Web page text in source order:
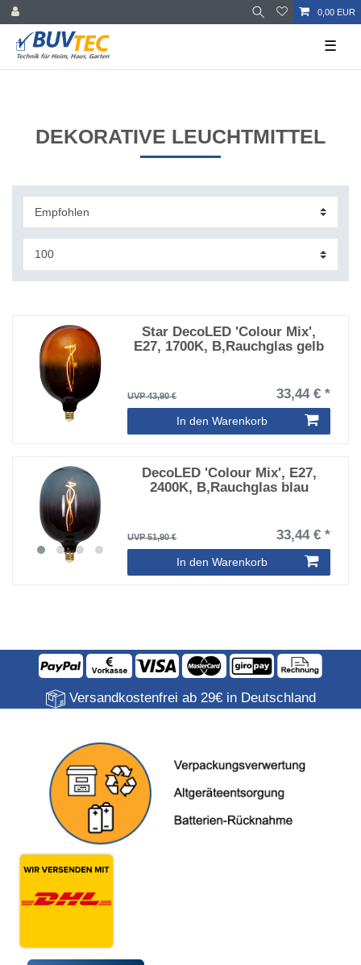
0,00 EUR
☰
DEKORATIVE LEUCHTMITTEL
Star DecoLED 'Colour Mix',
E27, 1700K, B,Rauchglas gelb
UVP 43,90 € 33,44 € *
In den Warenkorb
DecoLED 'Colour Mix', E27,
2400K, B,Rauchglas blau
UVP 51,90 € 33,44 € *
In den Warenkorb
Versandkostenfrei ab 29€ in Deutschland